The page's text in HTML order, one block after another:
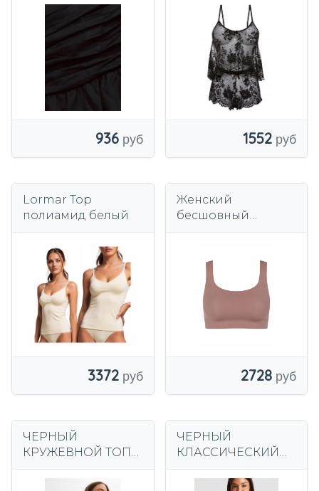
936 1552
Lormar Top
полиамид белый
3372
Женский
бесшовный
Bandeau ZERO Feel
2728
ЧЕРНЫЙ
КРУЖЕВНОЙ ТОП
BODYFLIRT
ЧЕРНЫЙ
КЛАССИЧЕСКИЙ
ПЛЕЧОМ,